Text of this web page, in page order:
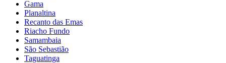
Gama
Planaltina
Recanto das Emas
Riacho Fundo
Samambaia
São Sebastião
Taguatinga